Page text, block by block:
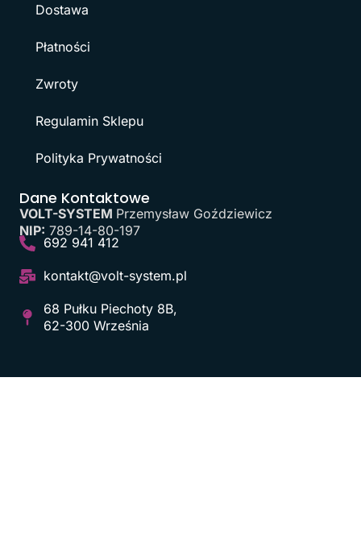
Dostawa
Płatności
Zwroty
Regulamin Sklepu
Polityka Prywatności
Dane Kontaktowe
VOLT-SYSTEM Przemysław Goździewicz
NIP: 789-14-80-197
692 941 412
kontakt@volt-system.pl
68 Pułku Piechoty 8B,
62-300 Września